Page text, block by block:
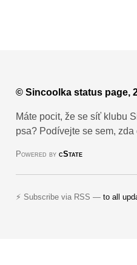
© Sincoolka status page,
Máte pocit, že se síť klubu
psa? Podívejte se sem,
Powered by cState
⚡ Subscribe via RSS — to all